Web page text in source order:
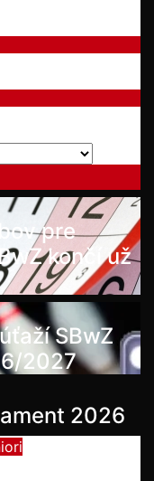
pre
končí už
SBwZ
2027
2026